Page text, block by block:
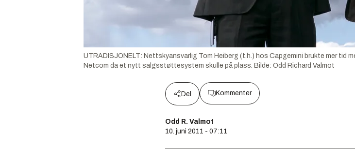
UTRADISJONELT: Nettskyansvarlig Tom Heiberg (t.h.) hos Capgemini brukte mer tid
Netcom da et nytt salgsstøttesystem skulle på plass. Bilde: Odd Richard Valmot
Del Kommenter
Odd R. Valmot
10. juni 2011 - 07:11